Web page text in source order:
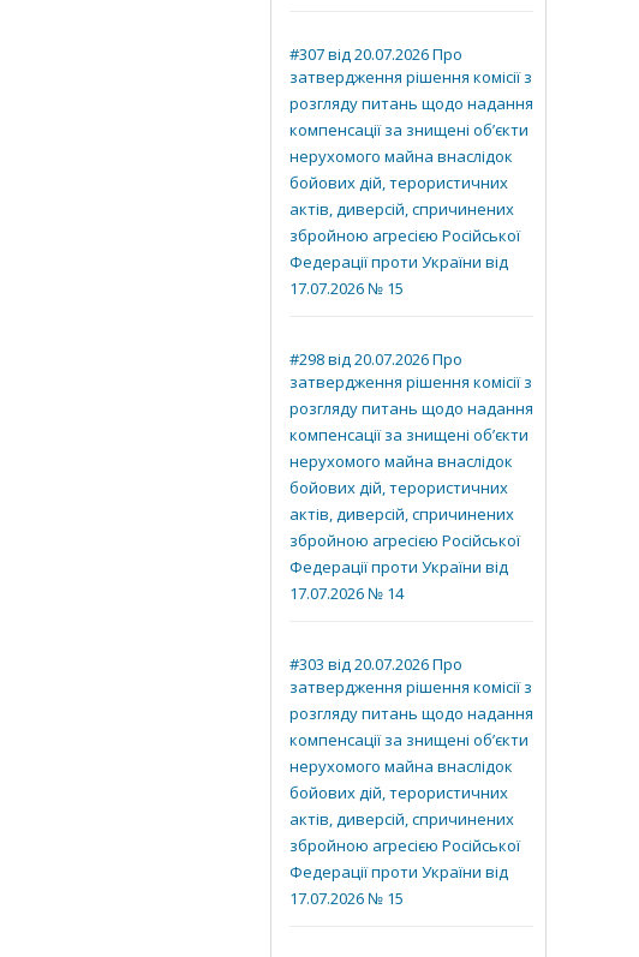
#307 від 20.07.2026 Про
затвердження рішення комісії з
розгляду питань щодо надання
компенсації за знищені об’єкти
нерухомого майна внаслідок
бойових дій, терористичних
актів, диверсій, спричинених
збройною агресією Російської
Федерації проти України від
17.07.2026 № 15
#298 від 20.07.2026 Про
затвердження рішення комісії з
розгляду питань щодо надання
компенсації за знищені об’єкти
нерухомого майна внаслідок
бойових дій, терористичних
актів, диверсій, спричинених
збройною агресією Російської
Федерації проти України від
17.07.2026 № 14
#303 від 20.07.2026 Про
затвердження рішення комісії з
розгляду питань щодо надання
компенсації за знищені об’єкти
нерухомого майна внаслідок
бойових дій, терористичних
актів, диверсій, спричинених
збройною агресією Російської
Федерації проти України від
17.07.2026 № 15